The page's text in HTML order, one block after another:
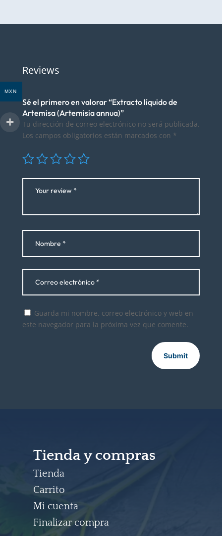
Reviews
Sé el primero en valorar “Extracto líquido de
Artemisa (Artemisia annua)”
Tu dirección de correo electrónico no será publicada.
Los campos obligatorios están marcados con *
Guarda mi nombre, correo electrónico y web en
este navegador para la próxima vez que comente.
Submit
Tienda y compras
Tienda
Carrito
Mi cuenta
Finalizar compra
MXN